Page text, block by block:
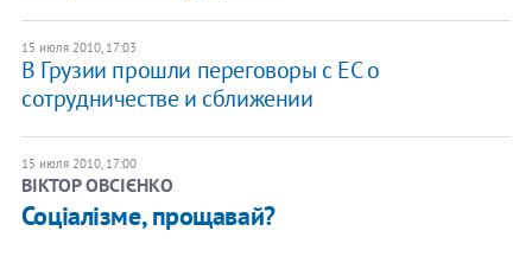
15 июля 2010, 17:03
В Грузии прошли переговоры с ЕС о
сотрудничестве и сближении
15 июля 2010, 17:00
ВІКТОР ОВСІЄНКО
Соціалізме, прощавай?